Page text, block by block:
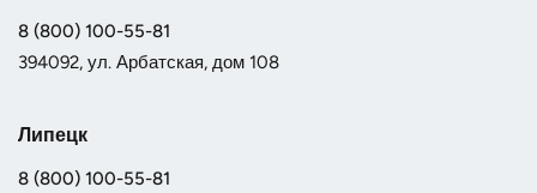
8 (800) 100-55-81
394092, ул. Арбатская, дом 108
Липецк
8 (800) 100-55-81